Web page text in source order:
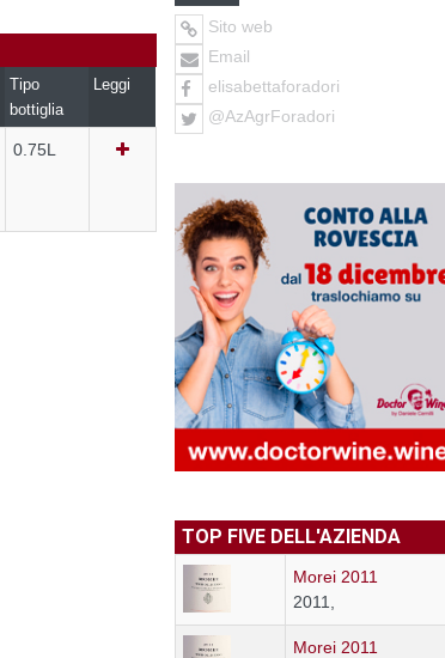
Tipo
bottiglia
Leggi
0.75L
Sito web
Email
elisabettaforadori
@AzAgrForadori
TOP FIVE DELL'AZIENDA
Morei 2011
2011,
Morei 2011